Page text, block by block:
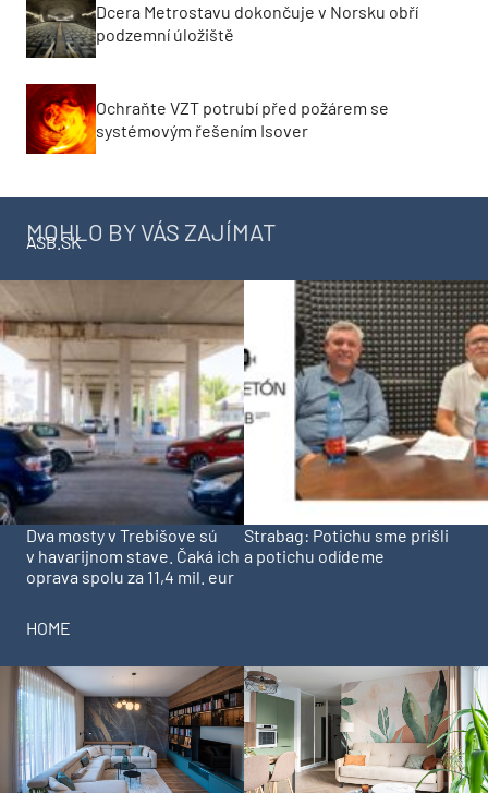
Dcera Metrostavu dokončuje v Norsku obří
podzemní úložiště
Ochraňte VZT potrubí před požárem se
systémovým řešením Isover
MOHLO BY VÁS ZAJÍMAT
ASB.SK
Dva mosty v Trebišove sú
v havarijnom stave. Čaká ich
oprava spolu za 11,4 mil. eur
Strabag: Potichu sme prišli
a potichu odídeme
HOME